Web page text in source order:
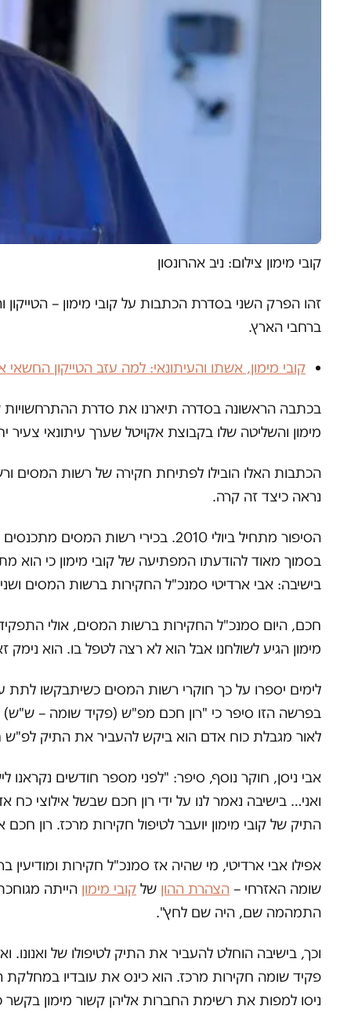
קובי מימון צילום: ניב אהרונסון
זהו הפרק השני בסדרת הכתבות על קובי מימון –
ברחבי הארץ.
קובי מימון, אשתו והעיתונאי: למה עזב הטייקון
בכתבה הראשונה בסדרה תיארנו את סדרת ההתרחשויות
מימון והשליטה שלו בקבוצת אקויטל שערך עיתונאי צעיר
הכתבות האלו הובילו לפתיחת חקירה של רשות המסים
נראה כיצד זה קרה.
הסיפור מתחיל ביולי 2010. בכירי
בסמוך מאוד להודעתו המפתיעה של קובי מימון כי הוא
בישיבה: אבי ארדיטי סמנכ"ל החקירות ברשות המסים ושני
חכם, היום סמנכ"ל החקירות ברשות המסים, אולי
מימון הגיע לשולחנו אבל הוא לא רצה לטפל בו. הוא
לימים יספרו על כך חוקרי רשות המסים כשיתבקשו
בפרשה הזו סיפר כי "רון חכם מפ"ש (פקיד שומה – ש"ש)
לאור מגבלת כוח אדם הוא ביקש להעביר את התיק לפ"ש
אבי ניסן, חוקר נוסף, סיפר: "לפני מספר חודשים
ואני… בישיבה נאמר לנו על ידי רון חכם שבשל אילוצי
התיק של קובי מימון יועבר לטיפול חקירות מרכז. רון
אפילו אבי ארדיטי, מי שהיה אז סמנכ"ל חקירות
שומה האזרחי – הצהרת ההון של קובי מימון הייתה
התמהמה שם, היה שם לחץ".
פקיד שומה חקירות מרכז. הוא כינס את עובדיו
ניסו למפות את רשימת החברות אליהן קשור מימון